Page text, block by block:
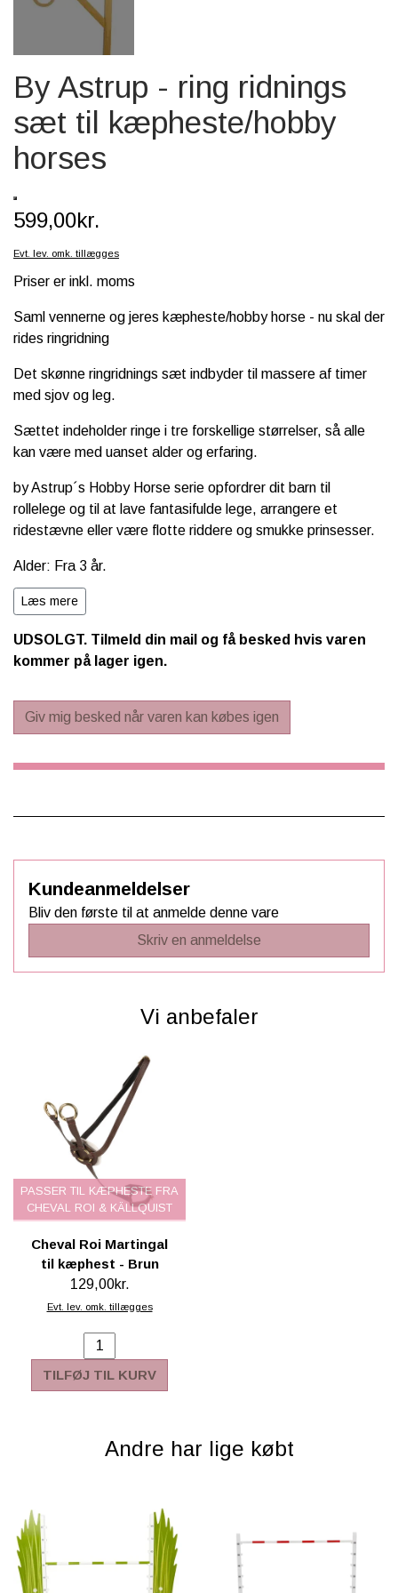
SKOLE, KREA & TILBEHØR
TASKER & PUNGE
SJOVE HESTE TING
By Astrup - ring ridnings
sæt til kæpheste/hobby
horses
599,00kr.
Evt. lev. omk. tillægges
Priser er inkl. moms
Saml vennerne og jeres kæpheste/hobby horse - nu skal der
rides ringridning
Det skønne ringridnings sæt indbyder til massere af timer
med sjov og leg.
Sættet indeholder ringe i tre forskellige størrelser, så alle
kan være med uanset alder og erfaring.
by Astrup´s Hobby Horse serie opfordrer dit barn til
rollelege og til at lave fantasifulde lege, arrangere et
ridestævne eller være flotte riddere og smukke prinsesser.
Alder: Fra 3 år.
Alt by Astrups Hobby Horse serie er CE mærket og
legetøj.
Læs mere
UDSOLGT. Tilmeld din mail og få besked hvis varen
kommer på lager igen.
Giv mig besked når varen kan købes igen
Kundeanmeldelser
Bliv den første til at anmelde denne vare
Skriv en anmeldelse
Vi anbefaler
PASSER TIL KÆPHESTE FRA
CHEVAL ROI & KÄLLQUIST
Cheval Roi Martingal
til kæphest - Brun
129,00kr.
Evt. lev. omk. tillægges
TILFØJ TIL KURV
Andre har lige købt